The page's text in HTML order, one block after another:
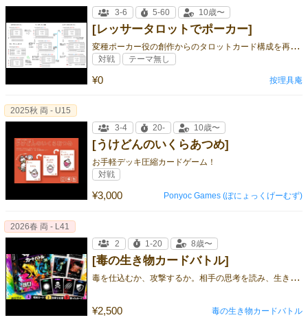
[レッサータロットでポーカー]
変
種ポーカー役の創作からのタロットカード構成を再発明！
¥0
3-6 5-60 10歳〜
対戦 テーマ無し
按理具庵
[うけどんのいくらあつめ]
お手軽デッキ圧縮カードゲーム！
¥3,000
2025秋 両 - U15
3-4
20- 10歳〜
対戦
Ponyoc Games (ぽにょっくげーむず)
[毒の生き物カードバトル]
毒
を仕込むか、攻撃するか。相手の思考を読み、生き残れ。
¥2,500
2026春 両 - L41
2
1-20 8歳〜
毒の生き物カードバトル